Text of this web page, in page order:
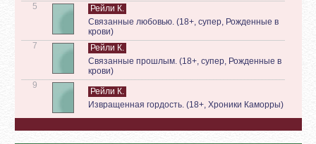
5
Рейли К.
Связанные любовью. (18+, супер, Рожденные в
крови)
7
Рейли К.
Связанные прошлым. (18+, супер, Рожденные в
крови)
9
Рейли К.
Извращенная гордость. (18+, Хроники Каморры)